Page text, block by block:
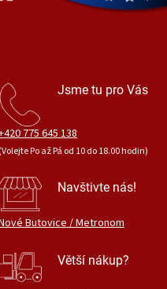
Jsme tu pro Vás
775 645 138
(Volejte Po až Pá od 10 do 18.00 hodin)
Navštivte nás!
Butovice / Metronom
Větší nákup?